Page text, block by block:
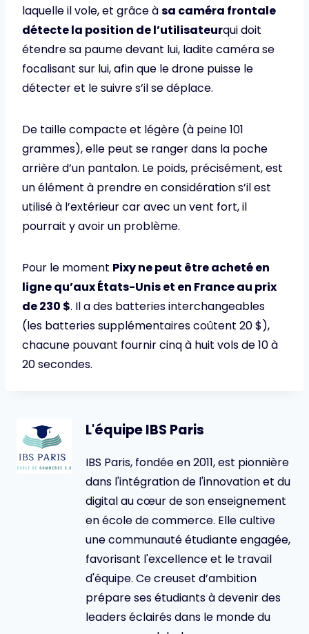
laquelle il vole, et grâce àsa caméra frontale
détecte la position de l’utilisateurqui doit
étendre sa paume devant lui, ladite caméra se
focalisant sur lui, afin que le drone puisse le
détecter et le suivre s’il se déplace.
De taille compacte et légère (à peine 101
grammes), elle peut se ranger dans la poche
arrière d’un pantalon. Le poids, précisément, est
un élément à prendre en considération s’il est
utilisé à l’extérieur car avec un vent fort, il
pourrait y avoir un problème.
Pour le moment Pixy ne peut être acheté en
ligne qu’aux États-Unis et en France au prix
de 230 $. Il a des batteries interchangeables
(les batteries supplémentaires coûtent 20 $),
chacune pouvant fournir cinq à huit vols de 10 à
20 secondes.
L'équipe IBS Paris
IBS Paris, fondée en 2011, est pionnière
dans l'intégration de l'innovation et du
digital au cœur de son enseignement
en école de commerce. Elle cultive
une communauté étudiante engagée,
favorisant l'excellence et le travail
d'équipe. Ce creuset d’ambition
prépare ses étudiants à devenir des
leaders éclairés dans le monde du